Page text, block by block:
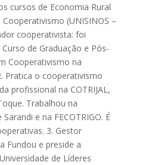
cursos de Economia Rural
Cooperativismo (UNISINOS –
cooperativista: foi
de Graduação e Pós-
Cooperativismo na
Pratica o cooperativismo
profissional na COTRIJAL,
Trabalhou na
Sarandi e na FECOTRIGO. É
3. Gestor
Fundou e preside a
de Líderes